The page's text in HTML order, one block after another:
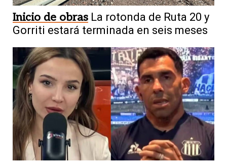
Inicio de obras La rotonda de Ruta 20 y
Gorriti estará terminada en seis meses